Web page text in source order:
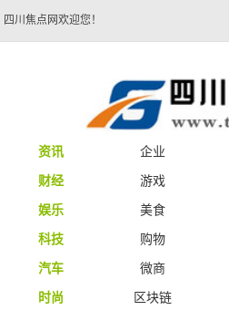
四川焦点网欢迎您！
资讯 企业
财经
游戏
娱乐
美食
科技
购物
汽车
微商
时尚
区块链